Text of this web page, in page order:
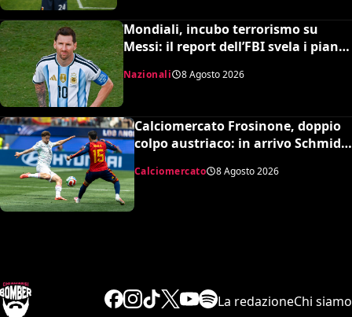
Mondiali, incubo terrorismo su
Messi: il report dell’FBI svela i piani
sventati durante la Coppa del
Mondo
Nazionali 8 Agosto 2026
Calciomercato Frosinone, doppio
colpo austriaco: in arrivo Schmid e
Calciomercato 8 Agosto 2026
La redazioneChi siamo